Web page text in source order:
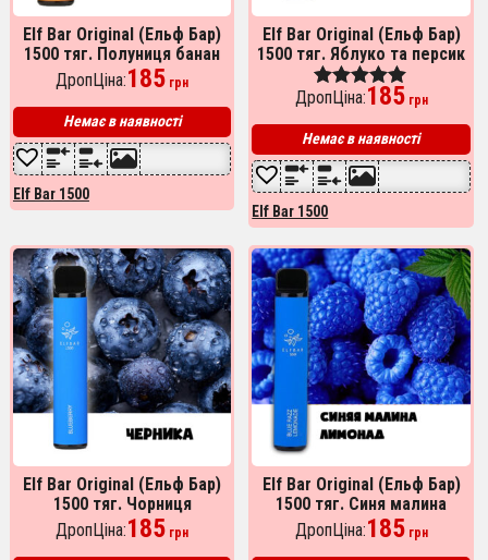
Elf Bar Original (Ельф Бар)
1500 тяг. Полуниця банан
ДропЦіна:185 грн
Немає в наявності
Elf Bar 1500
Elf Bar Original (Ельф Бар)
1500 тяг. Яблуко та персик
Оценка
из 5
ДропЦіна:185грн
Немає в наявності
Elf Bar 1500
Elf Bar Original (Ельф Бар)
1500 тяг. Чорниця
ДропЦіна:185 грн
Elf Bar Original (Ельф Бар)
1500 тяг. Синя малина
лимонад
ДропЦіна:185грн